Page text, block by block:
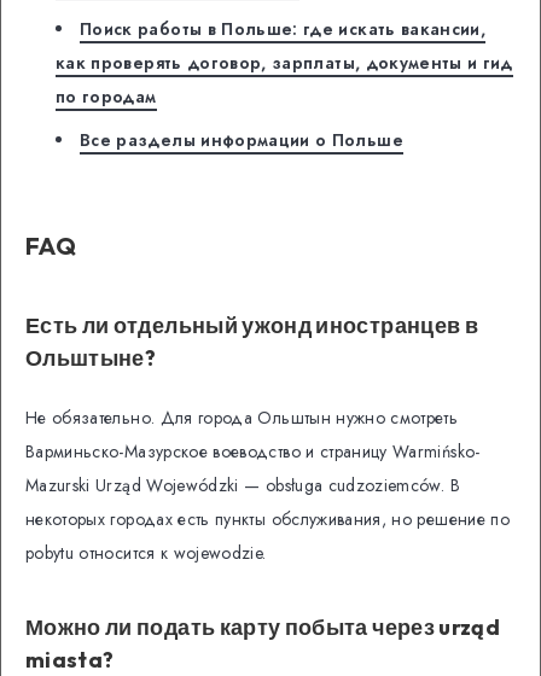
Поиск работы в Польше: где искать вакансии,
как проверять договор, зарплаты, документы и гид
по городам
Все разделы информации о Польше
FAQ
Есть ли отдельный ужонд иностранцев в
Ольштыне?
Не обязательно. Для города Ольштын нужно смотреть
Варминьско-Мазурское воеводство и страницу Warmińsko-
Mazurski Urząd Wojewódzki — obsługa cudzoziemców. В
некоторых городах есть пункты обслуживания, но решение по
pobytu относится к wojewodzie.
Можно ли подать карту побыта через urząd
miasta?